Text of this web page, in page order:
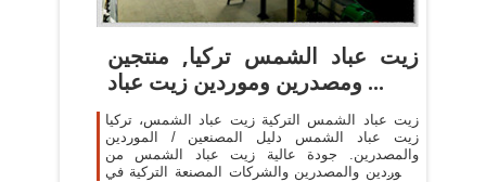
زيت عباد الشمس تركيا, منتجين
ومصدرين وموردين زيت عباد ...
زيت عباد الشمس التركية زيت عباد الشمس، تركيا
زيت عباد الشمس دليل المصنعين / الموردين
والمصدرين. جودة عالية زيت عباد الشمس من
الموردين والمصدرين والشركات المصنعة التركية في